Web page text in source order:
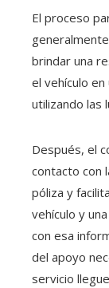
El proceso
brindar una
el vehículo
utilizando las
Después, el
contacto con
póliza y
vehículo y
con esa
del apoyo
servicio